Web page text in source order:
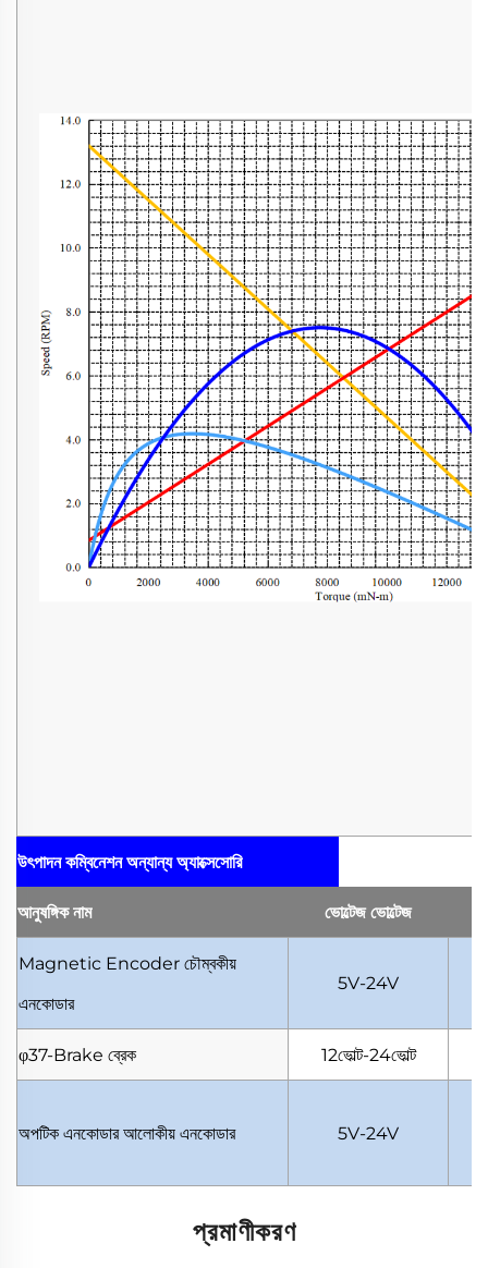
উৎপাদন কম্বিনেশনঅন্যান্য অ্যাক্সেসোরি
আনুষঙ্গিকনাম ভোল্টেজভোল্টেজ
Magnetic Encoder চৌম্বকীয়
এনকোডার
5V-24V
φ37-Brake ব্রেক 12ভোল্ট-24ভোল্ট
অপটিক এনকোডারআলোকীয় এনকোডার 5V-24V
প্রমাণীকরণ